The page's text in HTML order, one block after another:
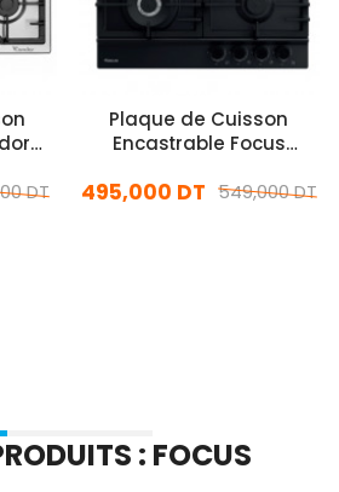
DT
Plaque de Cuisson
Encastrable Focus
Noir 549,000 DT
495,000 DT
: FOCUS